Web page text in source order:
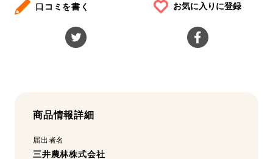
口コミを書く お気に入りに登録
商品情報詳細
届出者名
三井農林株式会社